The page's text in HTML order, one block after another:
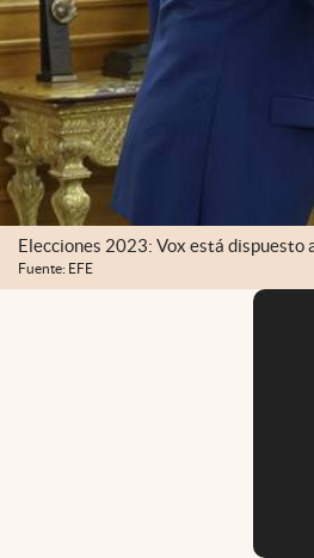
Elecciones 2023: Vox está dispuesto
Fuente: EFE